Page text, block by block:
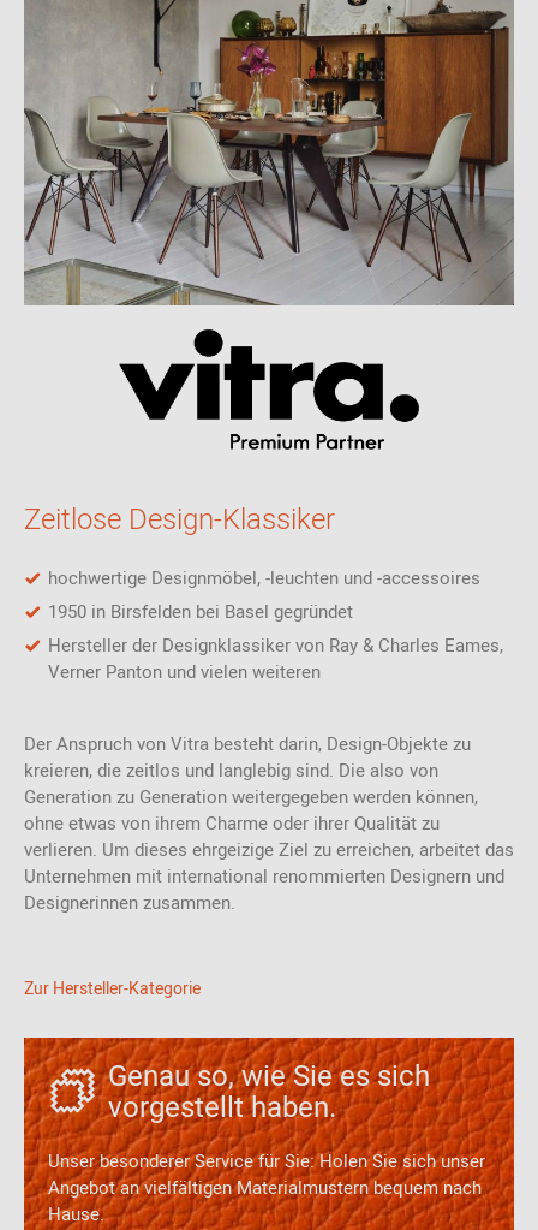
gedreht, fotografiert und Ausstellungen zusammengestellt. Vitra
einzige legitimierte Hersteller der Eames Produkte für
und den mittleren Osten.
Material und Format
Der Aluminium Chair ist ein Stuhl mitmittelhoher, gepolsterter
Rückenlehnemit einem Netzrücken. Die Seitenprofile, Spannbügel
und das4-Sternfuß-Gestellsind ausAluminium Druckguss und
poliert, verchromt oder tiefschwarz pulverbeschichtet, beschichtet
kreide, beschichtet dunkel bordeaux.
Hopsak: (100% Polyamid)
Plano: (100% Polyester)
Netzgewebe: 29% Polyester
Leder Premium
Zeitlose Design-Klassiker
hochwertige Designmöbel, -leuchten und -accessoires
1950 in Birsfelden bei Basel gegründet
Hersteller der Designklassiker von Ray & Charles Eames,
Verner Panton und vielen weiteren
Der Anspruch von Vitra besteht darin, Design-Objekte zu
kreieren, die zeitlos und langlebig sind. Die also von
Generation zu Generation weitergegeben werden können,
ohne etwas von ihrem Charme oder ihrer Qualität zu
verlieren. Um dieses ehrgeizige Ziel zu erreichen, arbeitet das
Unternehmen mit international renommierten Designern und
Designerinnen zusammen.
Zur Hersteller-Kategorie
Genau so, wie Sie es sich
vorgestellt haben.
Unser besonderer Service für Sie: Holen Sie sich unser
Angebot an vielfältigen Materialmustern bequem nach
Hause.